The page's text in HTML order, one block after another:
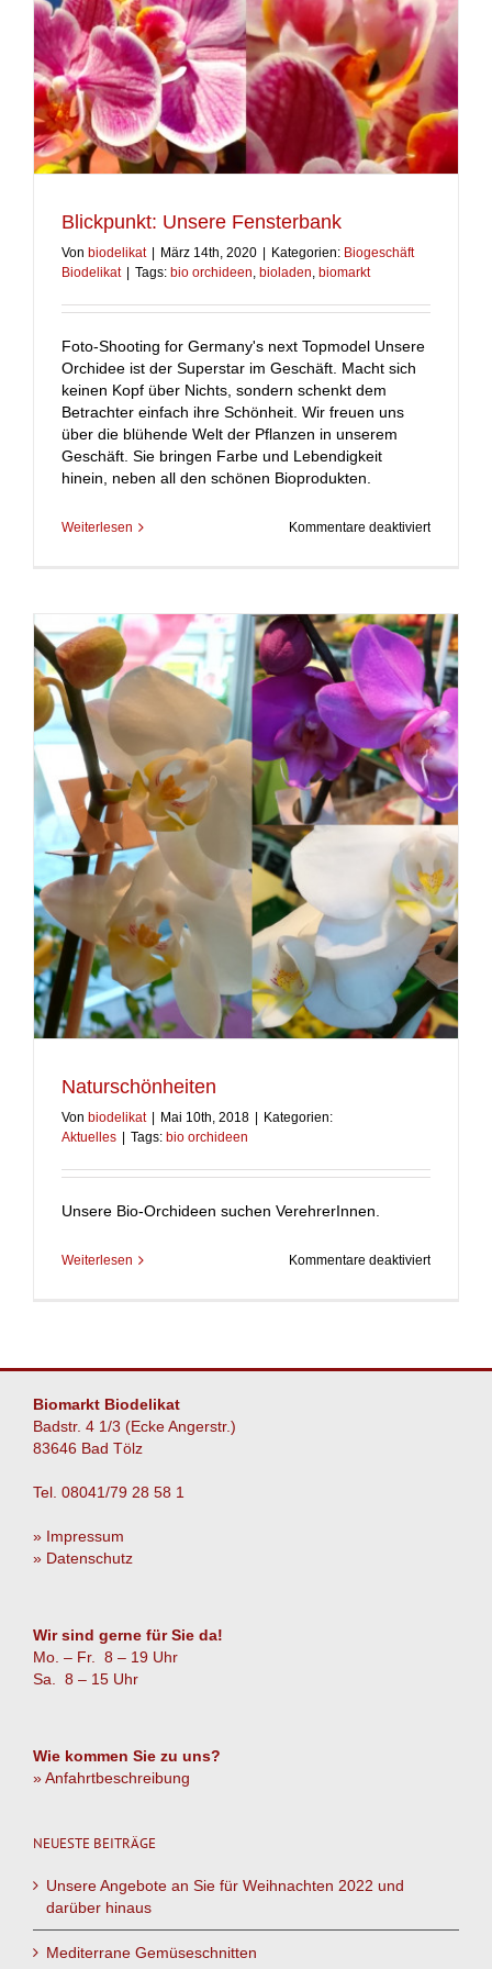
Blickpunkt: Unsere Fensterbank
Von biodelikat März 14th, 2020 Kategorien: Biogeschäft
Biodelikat
Tags: bio orchideen, bioladen, biomarkt
Foto-Shooting for Germany's next Topmodel Unsere
Orchidee ist der Superstar im Geschäft. Macht sich
keinen Kopf über Nichts, sondern schenkt dem
Betrachter einfach ihre Schönheit. Wir freuen uns
über die blühende Welt der Pflanzen in unserem
Geschäft. Sie bringen Farbe und Lebendigkeit
hinein, neben all den schönen Bioprodukten.
Weiterlesen Kommentare deaktiviertfür
Naturschönheiten
Von biodelikat Mai 10th, 2018
Kategorien:
Aktuelles
Tags: bio orchideen
Unsere Bio-Orchideen suchen VerehrerInnen.
Weiterlesen Kommentare deaktiviertfür
Biomarkt Biodelikat
Badstr. 4 1/3 (Ecke Angerstr.)
83646 Bad Tölz
Tel. 08041/79 28 58 1
» Impressum
» Datenschutz
Wir sind gerne für Sie da!
Mo. – Fr. 8 – 19 Uhr
Sa. 8 – 15 Uhr
Wie kommen Sie zu uns?
» Anfahrtbeschreibung
NEUESTE BEITRÄGE
Unsere Angebote an Sie für Weihnachten 2022 und
darüber hinaus
Mediterrane Gemüseschnitten